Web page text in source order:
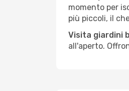
momento per
più piccoli, il
Visita giardini
all'aperto.